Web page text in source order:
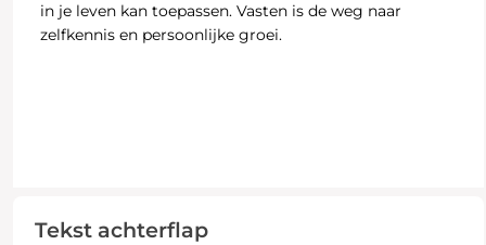
in je leven kan toepassen. Vasten is de weg naar
zelfkennis en persoonlijke groei.
Tekst achterflap